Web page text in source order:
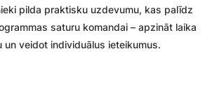
pilda praktisku uzdevumu, kas palīdz
saturu komandai – apzināt laika
un veidot individuālus ieteikumus.